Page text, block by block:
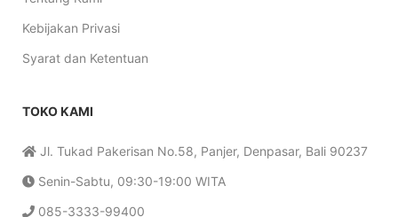
Kebijakan Privasi
Syarat dan Ketentuan
TOKO KAMI
Jl. Tukad Pakerisan No.58, Panjer, Denpasar, Bali 90237
Senin-Sabtu, 09:30-19:00 WITA
085-3333-99400